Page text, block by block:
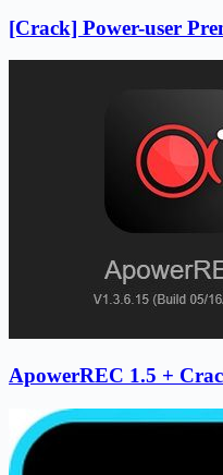
[Crack] Power-user
ApowerREC 1.5 +